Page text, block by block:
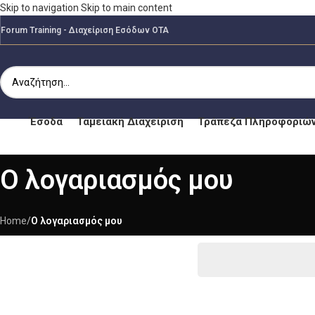
Skip to navigation Skip to main content
Forum Training - Διαχείριση Εσόδων ΟΤΑ
Έσοδα Ταμειακή Διαχείριση Τράπεζα
Ο λογαριασμός μου
Home/Ο λογαριασμός μου